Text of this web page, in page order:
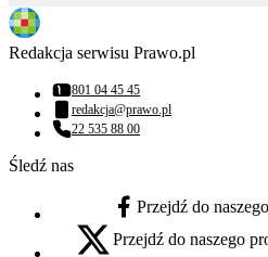
Redakcja serwisu Prawo.pl
Numer telefonu:
801 04 45 45
Adres email:
redakcja@prawo.pl
Numer telefonu:
22 535 88 00
Śledź nas
facebook - otwiera się w
Przejdź do
x - otwiera się w nowej karcie
Przejdź do naszego